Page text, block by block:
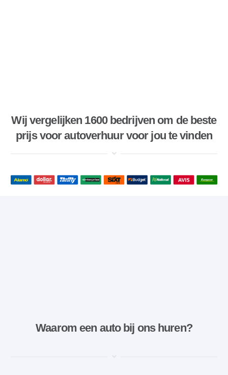
Wij vergelijken 1600 bedrijven om de beste
prijs voor autoverhuur voor jou te vinden
Waarom een ​​auto bij ons huren?